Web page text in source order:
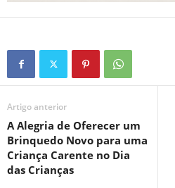
Artigo anterior
A Alegria de Oferecer um
Brinquedo Novo para uma
Criança Carente no Dia
das Crianças